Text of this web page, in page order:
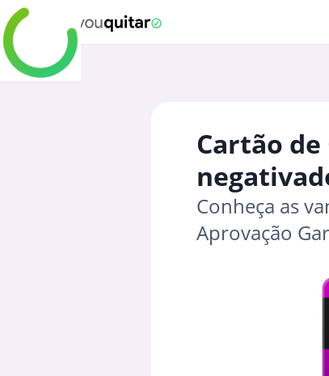
Cartão
Conheça as
Aprovação